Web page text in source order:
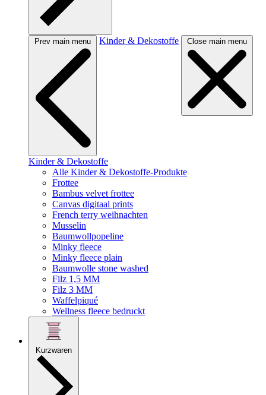
Prev main menu Kinder & Dekostoffe Close main menu
Kinder & Dekostoffe
Alle Kinder & Dekostoffe-Produkte
Frottee
Bambus velvet frottee
Canvas digitaal prints
French terry weihnachten
Musselin
Baumwollpopeline
Minky fleece
Minky fleece plain
Baumwolle stone washed
Filz 1,5 MM
Filz 3 MM
Waffelpiqué
Wellness fleece bedruckt
Kurzwaren